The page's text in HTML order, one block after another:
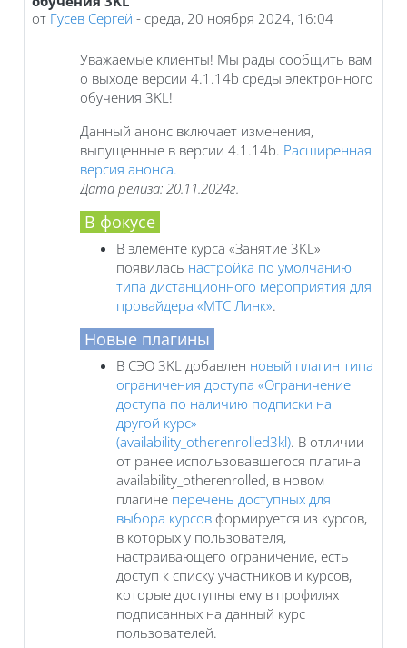
от Гусев Сергей - среда, 20 ноября 2024, 16:04
Уважаемые клиенты! Мы рады сообщить вам
о выходе версии 4.1.14b среды электронного
обучения 3KL!
Данный анонс включает изменения,
выпущенные в версии 4.1.14b. Расширенная
версия анонса.
Дата релиза: 20.11.2024г.
В фокусе
В элементе курса «Занятие 3KL»
появилась настройка по умолчанию
типа дистанционного мероприятия для
провайдера «МТС Линк».
Новые плагины
В СЭО 3KL добавлен новый плагин типа
ограничения доступа «Ограничение
доступа по наличию подписки на
другой курс»
(availability_otherenrolled3kl). В отличии
от ранее использовавшегося плагина
availability_otherenrolled, в новом
плагине перечень доступных для
выбора курсов формируется из курсов,
в которых у пользователя,
настраивающего ограничение, есть
доступ к списку участников и курсов,
которые доступны ему в профилях
подписанных на данный курс
пользователей.